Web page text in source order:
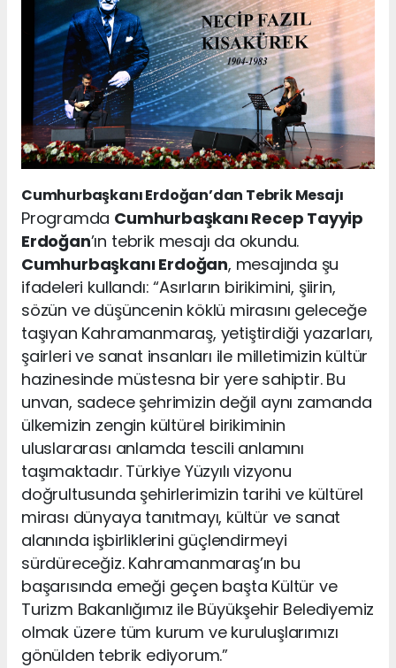
Cumhurbaşkanı Erdoğan’dan Tebrik Mesajı
Programda Cumhurbaşkanı Recep Tayyip
Erdoğan’ın tebrik mesajı da okundu.
Cumhurbaşkanı Erdoğan, mesajında şu
ifadeleri kullandı: “Asırların birikimini, şiirin,
sözün ve düşüncenin köklü mirasını geleceğe
taşıyan Kahramanmaraş, yetiştirdiği yazarları,
şairleri ve sanat insanları ile milletimizin kültür
hazinesinde müstesna bir yere sahiptir. Bu
unvan, sadece şehrimizin değil aynı zamanda
ülkemizin zengin kültürel birikiminin
uluslararası anlamda tescili anlamını
taşımaktadır. Türkiye Yüzyılı vizyonu
doğrultusunda şehirlerimizin tarihi ve kültürel
mirası dünyaya tanıtmayı, kültür ve sanat
alanında işbirliklerini güçlendirmeyi
sürdüreceğiz. Kahramanmaraş’ın bu
başarısında emeği geçen başta Kültür ve
Turizm Bakanlığımız ile Büyükşehir Belediyemiz
olmak üzere tüm kurum ve kuruluşlarımızı
gönülden tebrik ediyorum.”